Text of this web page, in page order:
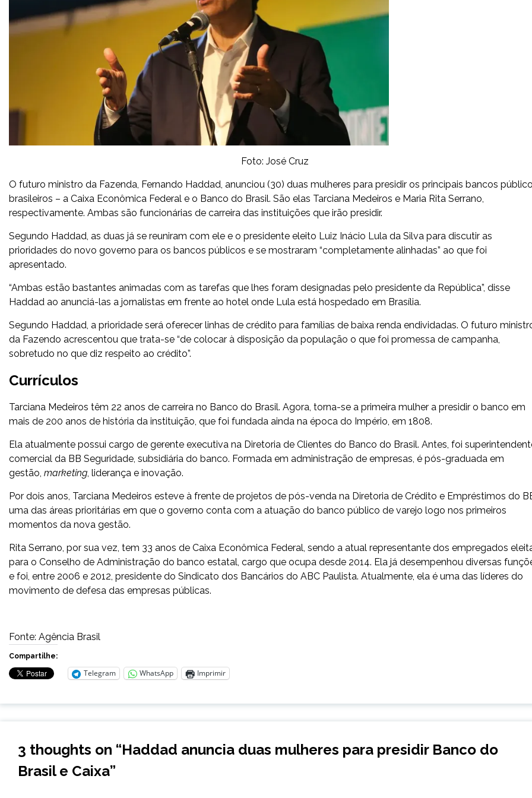
Foto: José Cruz
O futuro ministro da Fazenda, Fernando Haddad, anunciou (30) duas mulheres para presidir os principais bancos
brasileiros – a Caixa Econômica Federal e o Banco do Brasil. São elas Tarciana Medeiros e Maria Rita Serrano,
respectivamente. Ambas são funcionárias de carreira das instituições que irão presidir.
Segundo Haddad, as duas já se reuniram com ele e o presidente eleito Luiz Inácio Lula da Silva para discutir as
prioridades do novo governo para os bancos públicos e se mostraram “completamente alinhadas” ao que foi
apresentado.
“Ambas estão bastantes animadas com as tarefas que lhes foram designadas pelo presidente da República”, disse
Haddad ao anunciá-las a jornalistas em frente ao hotel onde Lula está hospedado em Brasília.
Segundo Haddad, a prioridade será oferecer linhas de crédito para famílias de baixa renda endividadas. O futuro
da Fazendo acrescentou que trata-se “de colocar à disposição da população o que foi promessa de campanha,
sobretudo no que diz respeito ao crédito”.
Currículos
Tarciana Medeiros têm 22 anos de carreira no Banco do Brasil. Agora, torna-se a primeira mulher a presidir o banco em
mais de 200 anos de história da instituição, que foi fundada ainda na época do Império, em 1808.
Ela atualmente possui cargo de gerente executiva na Diretoria de Clientes do Banco do Brasil. Antes, foi
comercial da BB Seguridade, subsidiária do banco. Formada em administração de empresas, é pós-graduada em
gestão, marketing , liderança e inovação.
Por dois anos, Tarciana Medeiros esteve à frente de projetos de pós-venda na Diretoria de Crédito e Empréstimos do
uma das áreas prioritárias em que o governo conta com a atuação do banco público de varejo logo nos primeiros
momentos da nova gestão.
Rita Serrano, por sua vez, tem 33 anos de Caixa Econômica Federal, sendo a atual representante dos empregados
para o Conselho de Administração do banco estatal, cargo que ocupa desde 2014. Ela já desempenhou diversas
e foi, entre 2006 e 2012, presidente do Sindicato dos Bancários do ABC Paulista. Atualmente, ela é uma das líderes do
movimento de defesa das empresas públicas.
Fonte: Agência Brasil
Compartilhe:
Telegram WhatsApp Imprimir
3 thoughts on “Haddad anuncia duas mulheres para presidir Banco do
Brasil e Caixa”